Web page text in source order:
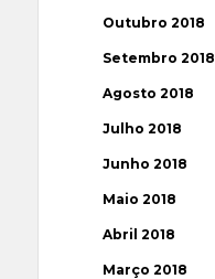
Outubro 2018
Setembro 2018
Agosto 2018
Julho 2018
Junho 2018
Maio 2018
Abril 2018
Março 2018